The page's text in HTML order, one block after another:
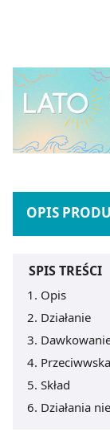
OPIS
SPIS TREŚCI
Opis
Działanie
Skład
Działania